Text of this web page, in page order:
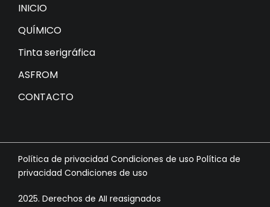
INICIO
QUÍMICO
Tinta serigráfica
ASFROM
CONTACTO
Política de privacidad Condiciones de uso Política de
privacidad Condiciones de uso
2025. Derechos de AII reasignados